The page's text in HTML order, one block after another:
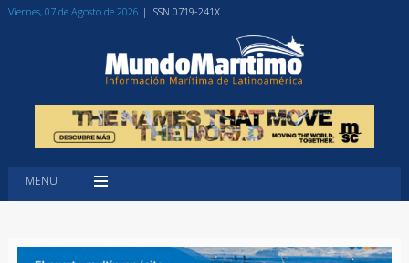
Viernes, 07 de Agosto de 2026 | ISSN 0719-241X
MENU